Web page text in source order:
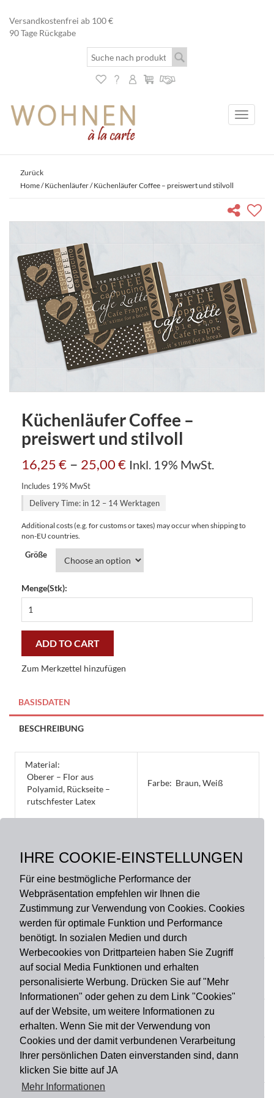
IHRE COOKIE-EINSTELLUNGEN
Für eine bestmögliche Performance der
Webpräsentation empfehlen wir Ihnen die
Zustimmung zur Verwendung von Cookies. Cookies
werden für optimale Funktion und Performance
benötigt. In sozialen Medien und durch
Werbecookies von Drittparteien haben Sie Zugriff
auf social Media Funktionen und erhalten
personalisierte Werbung. Drücken Sie auf "Mehr
Informationen" oder gehen zu dem Link "Cookies"
auf der Website, um weitere Informationen zu
erhalten. Wenn Sie mit der Verwendung von
Cookies und der damit verbundenen Verarbeitung
Ihrer persönlichen Daten einverstanden sind, dann
klicken Sie bitte auf JA
Mehr Informationen
Versandkostenfrei ab 100 €
90 Tage Rückgabe
Toggle
Zurück
Home/Küchenläufer/ Küchenläufer Coffee – preiswert und stilvoll
Küchenläufer Coffee –
preiswert und stilvoll
16,25€ – 25,00€ Inkl. 19% MwSt.
Includes 19% MwSt
Delivery Time: in 12 – 14 Werktagen
Additional costs (e.g. for customs or taxes) may occur when shipping to
non-EU countries.
Größe
Menge(Stk):
Coffee
preiswert
stilvoll
ADD TO CART
Zum Merkzettel hinzufügen
BASISDATEN
BESCHREIBUNG
Material:
Oberer – Flor aus
Polyamid, Rückseite –
rutschfester Latex
Farbe: Braun, Weiß
50 x 80 cm
Zahlungsart
Versandart
Du findest uns auch auf
Informationen
Impressum Widerruf